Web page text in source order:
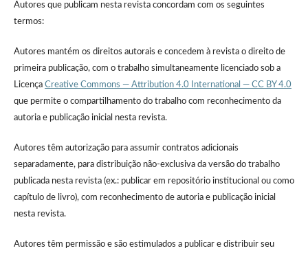
Autores que publicam nesta revista concordam com os seguintes
termos:
Autores mantém os direitos autorais e concedem à revista o direito de
primeira publicação, com o trabalho simultaneamente licenciado sob a
Licença Creative Commons — Attribution 4.0 International — CC BY 4.0
que permite o compartilhamento do trabalho com reconhecimento da
autoria e publicação inicial nesta revista.
Autores têm autorização para assumir contratos adicionais
separadamente, para distribuição não-exclusiva da versão do trabalho
publicada nesta revista (ex.: publicar em repositório institucional ou como
capítulo de livro), com reconhecimento de autoria e publicação inicial
nesta revista.
Autores têm permissão e são estimulados a publicar e distribuir seu